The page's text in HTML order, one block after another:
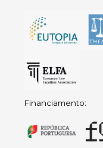
Financiamento: